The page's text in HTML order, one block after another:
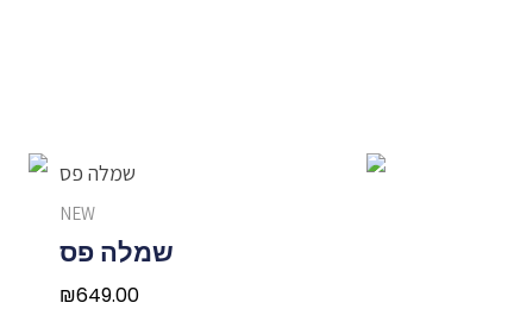
NEW
שמלה פס
₪649.00